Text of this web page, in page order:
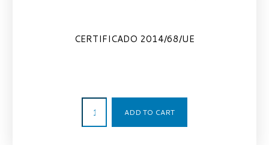
CERTIFICADO 2014/68/UE
ADD TO CART